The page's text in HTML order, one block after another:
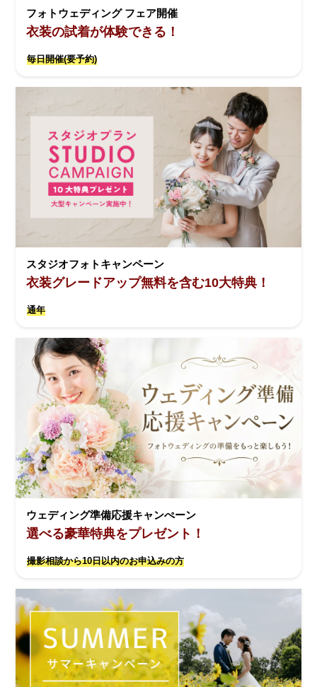
フォトウェディング フェア開催
衣装の試着が体験できる！
毎日開催(要予約)
スタジオフォトキャンペーン
衣装グレードアップ無料を含む10大特典！
通年
ウェディング準備応援キャンぺーン
選べる豪華特典をプレゼント！
撮影相談から10日以内のお申込みの方